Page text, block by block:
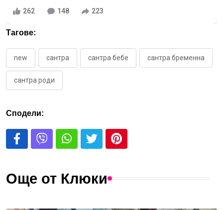
262 148 223
Тагове:
new сантра сантра бебе сантра бременна
сантра роди
Сподели:
Още от Клюки